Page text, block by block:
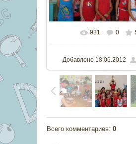
В реальном размере
74.2Kb
931 0
Добавлено18.06.2012
Всего комментариев: 0